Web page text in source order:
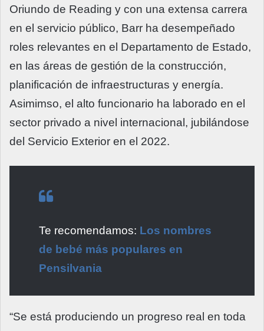
Oriundo de Reading y con una extensa carrera
en el servicio público, Barr ha desempeñado
roles relevantes en el Departamento de Estado,
en las áreas de gestión de la construcción,
planificación de infraestructuras y energía.
Asimimso, el alto funcionario ha laborado en el
sector privado a nivel internacional, jubilándose
del Servicio Exterior en el 2022.
Te recomendamos: Los nombres
de bebé más populares en
Pensilvania
“Se está produciendo un progreso real en toda